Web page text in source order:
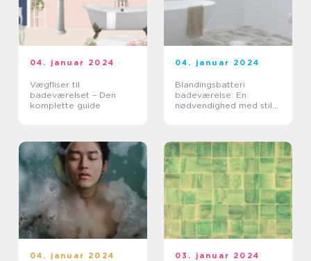
04. januar 2024
Vægfliser til
badeværelset – Den
komplette guide
04. januar 2024
Blandingsbatteri
badeværelse: En
nødvendighed med stil
04. januar 2024 03. januar 2024